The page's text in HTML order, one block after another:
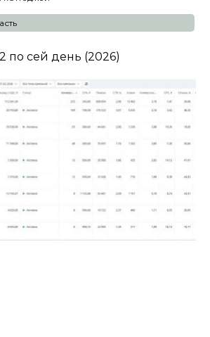
по сей день (2026)